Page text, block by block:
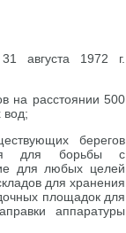
августа 1972 г.
на расстоянии 500
вод;
берегов
для борьбы с
для любых целей
для хранения
площадок для
аппаратуры